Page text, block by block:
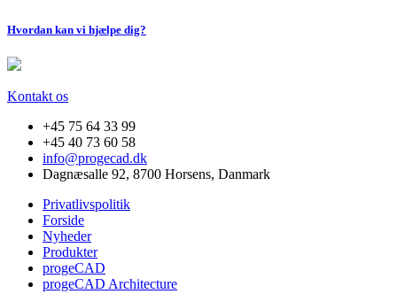
Hvordan kan vi hjælpe dig?
Kontakt os
+45 75 64 33 99
+45 40 73 60 58
info@progecad.dk
Dagnæsalle 92, 8700 Horsens, Danmark
Privatlivspolitik
Forside
Nyheder
Produkter
progeCAD
progeCAD Architecture